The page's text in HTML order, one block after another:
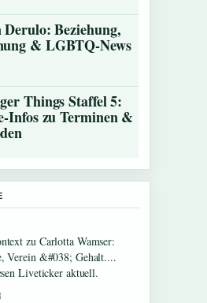
Derulo: Beziehung,
& LGBTQ-News
Things Staffel 5:
Infos zu Terminen &
zu Clelia Sarto: Leben,
wirkt solide und sehr